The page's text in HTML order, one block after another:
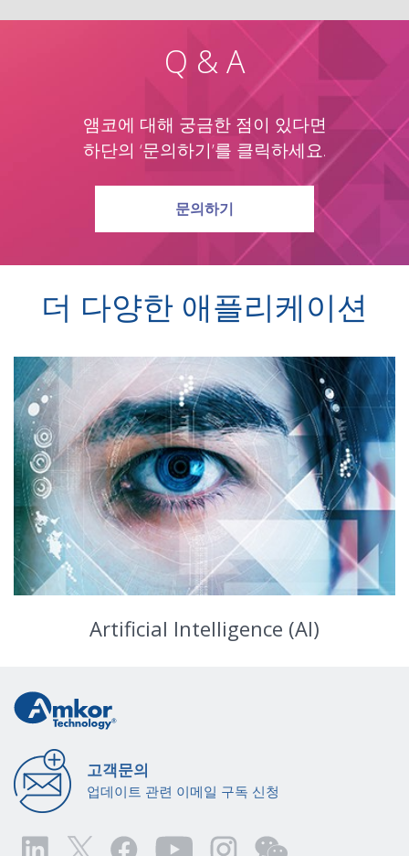
Q & A
앰코에 대해 궁금한 점이 있다면
하단의 ‘문의하기’를 클릭하세요.
문의하기
더 다양한 애플리케이션
Artificial Intelligence (AI)
고객문의
업데이트 관련 이메일 구독 신청